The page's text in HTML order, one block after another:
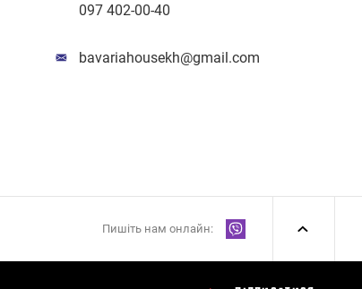
097 402-00-40
bavariahousekh@gmail.com
Пишіть нам онлайн: